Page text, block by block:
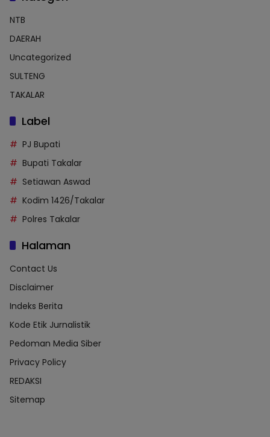
NTB
DAERAH
Uncategorized
SULTENG
TAKALAR
Label
PJ Bupati
Bupati Takalar
Setiawan Aswad
Kodim 1426/Takalar
Polres Takalar
Halaman
Contact Us
Disclaimer
Indeks Berita
Kode Etik Jurnalistik
Pedoman Media Siber
Privacy Policy
REDAKSI
Sitemap